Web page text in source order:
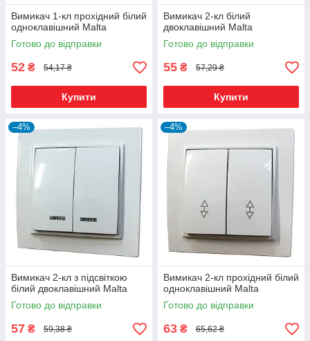
Вимикач 1-кл прохідний білий
одноклавішний Malta
Готово до відправки
52 ₴ 54,17 ₴
Купити
Вимикач 2-кл білий
двоклавішний Malta
Готово до відправки
55 ₴ 57,29 ₴
Купити
–4%
Вимикач 2-кл з підсвіткою
білий двоклавішний Malta
Готово до відправки
57 ₴ 59,38 ₴
–4%
Вимикач 2-кл прохідний білий
одноклавішний Malta
Готово до відправки
63 ₴ 65,62 ₴